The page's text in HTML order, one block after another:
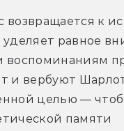
к
уделяет равное
воспоминаниям
и вербуют
целью —
памяти